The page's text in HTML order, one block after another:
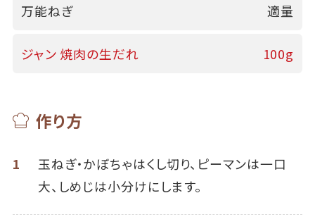
万能ねぎ 適量
ジャン 焼肉の生だれ 100g
作り方
1
玉ねぎ・かぼちゃはくし切り、ピーマンは一口
大、しめじは小分けにします。